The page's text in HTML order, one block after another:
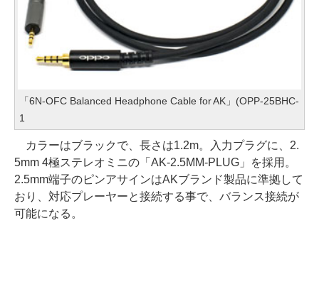
「6N-OFC Balanced Headphone Cable for AK」(OPP-25BHC-
1
カラーはブラックで、長さは1.2m。入力プラグに、2.
5mm 4極ステレオミニの「AK-2.5MM-PLUG」を採用。
2.5mm端子のピンアサインはAKブランド製品に準拠して
おり、対応プレーヤーと接続する事で、バランス接続が
可能になる。